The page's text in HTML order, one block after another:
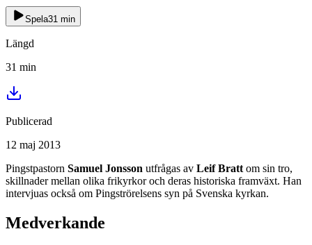
Spela31 min
Längd
31 min
Publicerad
12 maj 2013
Pingstpastorn Samuel Jonsson utfrågas av Leif Bratt om sin tro,
skillnader mellan olika frikyrkor och deras historiska framväxt. Han
intervjuas också om Pingströrelsens syn på Svenska kyrkan.
Medverkande